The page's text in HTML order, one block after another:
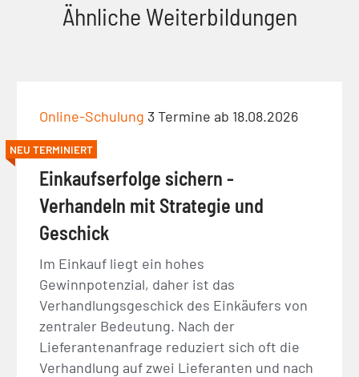
Ähnliche Weiterbildungen
Online-Schulung 3 Termine ab 18.08.2026
NEU TERMINIERT
Einkaufserfolge sichern -
Verhandeln mit Strategie und
Geschick
Im Einkauf liegt ein hohes
Gewinnpotenzial, daher ist das
Verhandlungsgeschick des Einkäufers von
zentraler Bedeutung. Nach der
Lieferantenanfrage reduziert sich oft die
Verhandlung auf zwei Lieferanten und nach